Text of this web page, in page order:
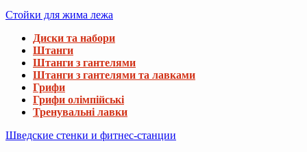
Стойки для жима лежа
Диски та набори
Штанги
Штанги з гантелями
Штанги з гантелями та лавками
Грифи
Грифи олімпійські
Тренувальні лавки
Шведские стенки и фитнес-станции